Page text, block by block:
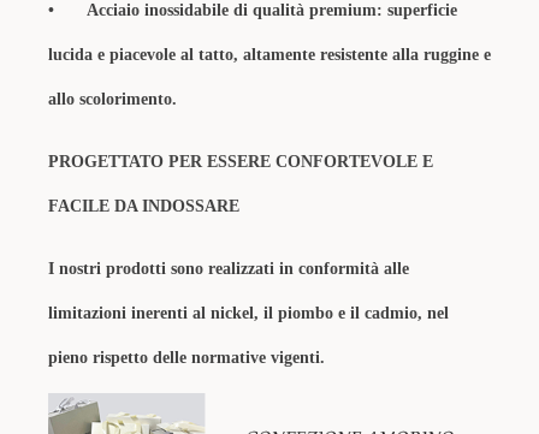
• Acciaio inossidabile di qualità premium: superficie
lucida e piacevole al tatto, altamente resistente alla ruggine e
allo scolorimento.
PROGETTATO PER ESSERE CONFORTEVOLE E
FACILE DA INDOSSARE
I nostri prodotti sono realizzati in conformità alle
limitazioni inerenti al nickel, il piombo e il cadmio, nel
pieno rispetto delle normative vigenti.